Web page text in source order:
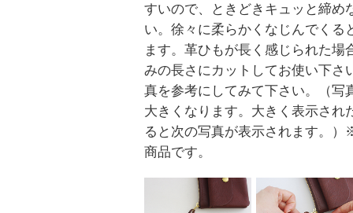
すいので、ときどきキュッと締め
い。徐々に柔らかくなじんでくる
ます。革ひもが長く感じられた場
みの長さにカットしてお使い下さ
真を参考にしてみて下さい。（写
大きくなります。大きく表示され
ると次の写真が表示されます。
商品です。